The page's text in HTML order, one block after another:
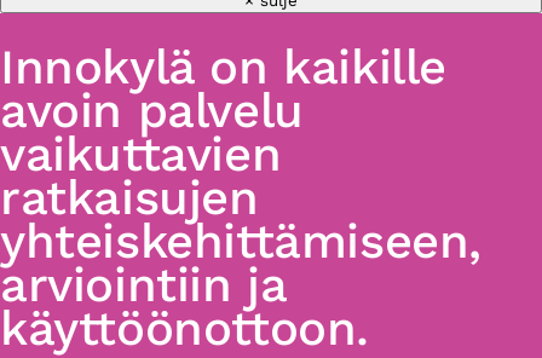
Innokylä on kaikille
avoin palvelu
vaikuttavien
ratkaisujen
yhteiskehittämiseen,
arviointiin ja
käyttöönottoon.